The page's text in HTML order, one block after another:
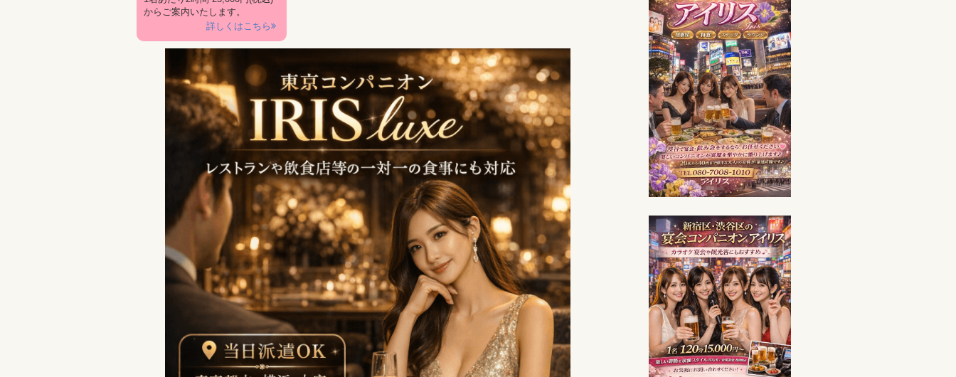
からご案内いたします。
詳しくはこちら